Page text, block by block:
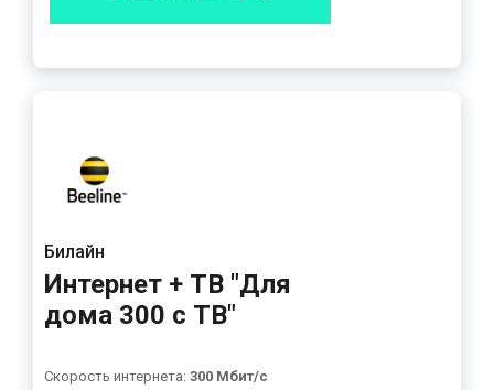
Билайн
Интернет + ТВ "Для
дома 300 с ТВ"
Скорость интернета: 300 Мбит/с